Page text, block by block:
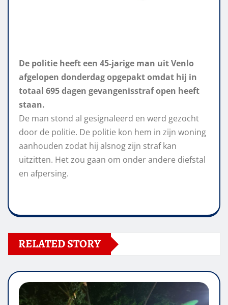
De politie heeft een 45-jarige man uit Venlo
afgelopen donderdag opgepakt omdat hij in
totaal 695 dagen gevangenisstraf open heeft
staan.
De man stond al gesignaleerd en werd gezocht
door de politie. De politie kon hem in zijn woning
aanhouden zodat hij alsnog zijn straf kan
uitzitten. Het zou gaan om onder andere diefstal
en afpersing.
RELATED STORY